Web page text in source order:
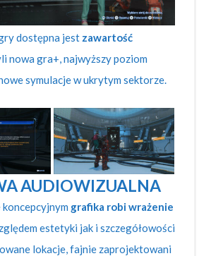
dostępna jest zawartość
nowa gra+, najwyższy poziom
symulacje w ukrytym sektorze.
AUDIOWIZUALNA
koncepcyjnym grafika robi wrażenie
estetyki jak i szczegółowości
lokacje, fajnie zaprojektowani